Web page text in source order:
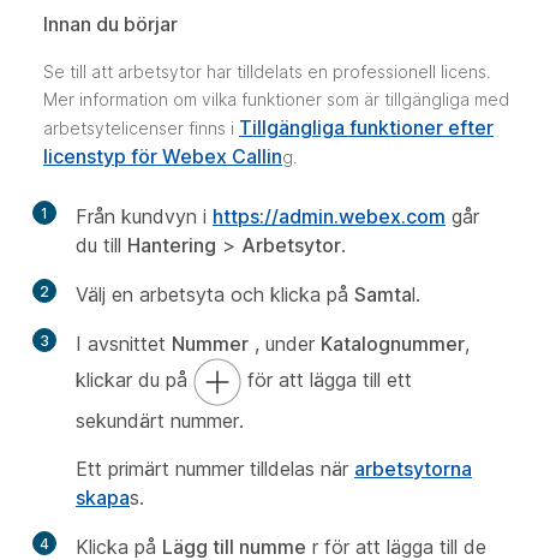
Innan du börjar
Se till att arbetsytor har tilldelats en professionell licens.
Mer information om vilka funktioner som är tillgängliga med
arbetsytelicenser finns i Tillgängliga funktioner efter
licenstyp för Webex Calling.
1 Från kundvyn i https://admin.webex.com går
du till Hantering > Arbetsytor.
2 Välj en arbetsyta och klicka på Samtal.
3 I avsnittet Nummer , under Katalognummer,
klickar du på
för att lägga till ett
sekundärt nummer.
Ett primärt nummer tilldelas när arbetsytorna
skapas.
4 Klicka på Lägg till numme r för att lägga till de